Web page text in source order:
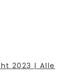
2023 | Alle